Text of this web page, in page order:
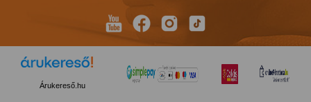
Árukereső.hu